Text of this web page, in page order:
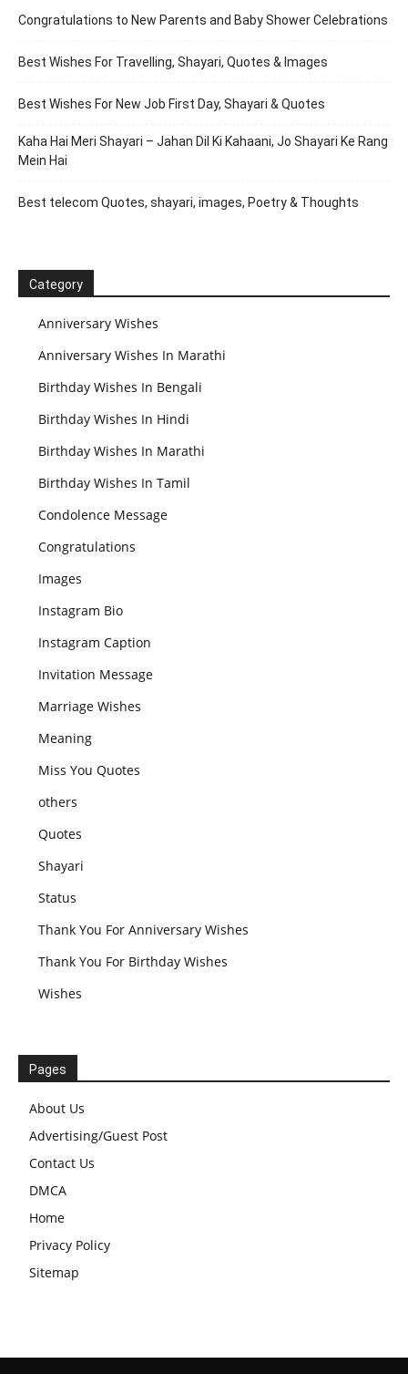
Congratulations to New Parents and Baby Shower Celebrations
Best Wishes For Travelling, Shayari, Quotes & Images
Best Wishes For New Job First Day, Shayari & Quotes
Kaha Hai Meri Shayari – Jahan Dil Ki Kahaani, Jo Shayari Ke Rang
Mein Hai
Best telecom Quotes, shayari, images, Poetry & Thoughts
Category
Anniversary Wishes
Anniversary Wishes In Marathi
Birthday Wishes In Bengali
Birthday Wishes In Hindi
Birthday Wishes In Marathi
Birthday Wishes In Tamil
Condolence Message
Congratulations
Images
Instagram Bio
Instagram Caption
Invitation Message
Marriage Wishes
Meaning
Miss You Quotes
others
Quotes
Shayari
Status
Thank You For Anniversary Wishes
Thank You For Birthday Wishes
Wishes
Pages
About Us
Advertising/Guest Post
Contact Us
DMCA
Home
Privacy Policy
Sitemap